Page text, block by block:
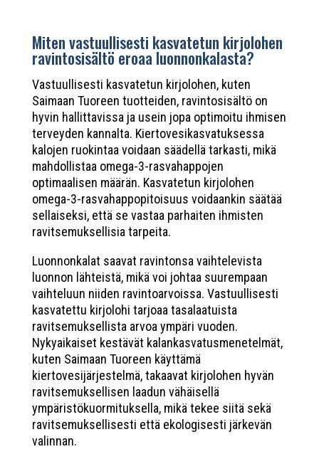
Miten vastuullisesti kasvatetun kirjolohen
ravintosisältö eroaa luonnonkalasta?
Vastuullisesti kasvatetun kirjolohen, kuten
Saimaan Tuoreen tuotteiden, ravintosisältö on
hyvin hallittavissa ja usein jopa optimoitu ihmisen
terveyden kannalta. Kiertovesikasvatuksessa
kalojen ruokintaa voidaan säädellä tarkasti, mikä
mahdollistaa omega-3-rasvahappojen
optimaalisen määrän. Kasvatetun kirjolohen
omega-3-rasvahappopitoisuus voidaankin säätää
sellaiseksi, että se vastaa parhaiten ihmisten
ravitsemuksellisia tarpeita.
Luonnonkalat saavat ravintonsa vaihtelevista
luonnon lähteistä, mikä voi johtaa suurempaan
vaihteluun niiden ravintoarvoissa. Vastuullisesti
kasvatettu kirjolohi tarjoaa tasalaatuista
ravitsemuksellista arvoa ympäri vuoden.
Nykyaikaiset kestävät kalankasvatusmenetelmät,
kuten Saimaan Tuoreen käyttämä
kiertovesijärjestelmä, takaavat kirjolohen hyvän
ravitsemuksellisen laadun vähäisellä
ympäristökuormituksella, mikä tekee siitä sekä
ravitsemuksellisesti että ekologisesti järkevän
valinnan.